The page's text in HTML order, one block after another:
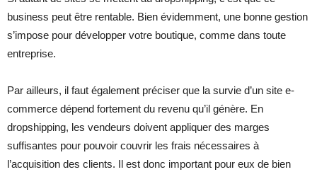
business peut être rentable. Bien évidemment, une bonne gestion
s’impose pour développer votre boutique, comme dans toute
entreprise.
Par ailleurs, il faut également préciser que la survie d’un site e-
commerce dépend fortement du revenu qu’il génère. En
dropshipping, les vendeurs doivent appliquer des marges
suffisantes pour pouvoir couvrir les frais nécessaires à
l’acquisition des clients. Il est donc important pour eux de bien